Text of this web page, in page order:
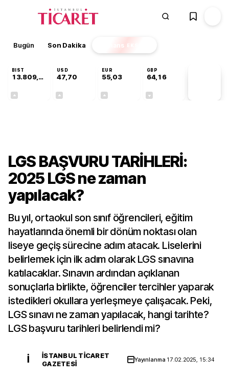
Bugün Son Dakika Finans EKSTRA
BIST
13.809,07
USD
47,70
EUR
55,03
GBP
64,16
LGS BAŞVURU TARİHLERİ:
2025 LGS ne zaman
yapılacak?
Bu yıl, ortaokul son sınıf öğrencileri, eğitim
hayatlarında önemli bir dönüm noktası olan
liseye geçiş sürecine adım atacak. Liselerini
belirlemek için ilk adım olarak LGS sınavına
katılacaklar. Sınavın ardından açıklanan
sonuçlarla birlikte, öğrenciler tercihler yaparak
istedikleri okullara yerleşmeye çalışacak. Peki,
LGS sınavı ne zaman yapılacak, hangi tarihte?
LGS başvuru tarihleri belirlendi mi?
İ
İSTANBUL TICARET
GAZETESI
Yayınlanma 17.02.2025, 15:34